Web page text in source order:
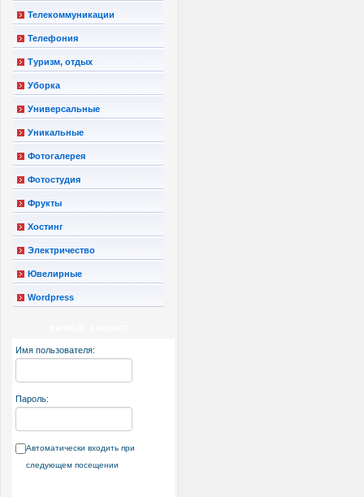
Телекоммуникации
Телефония
Туризм, отдых
Уборка
Универсальные
Уникальные
Фотогалерея
Фотостудия
Фрукты
Хостинг
Электричество
Ювелирные
Wordpress
Имя пользователя:
Пароль:
Автоматически входить при
следующем посещении